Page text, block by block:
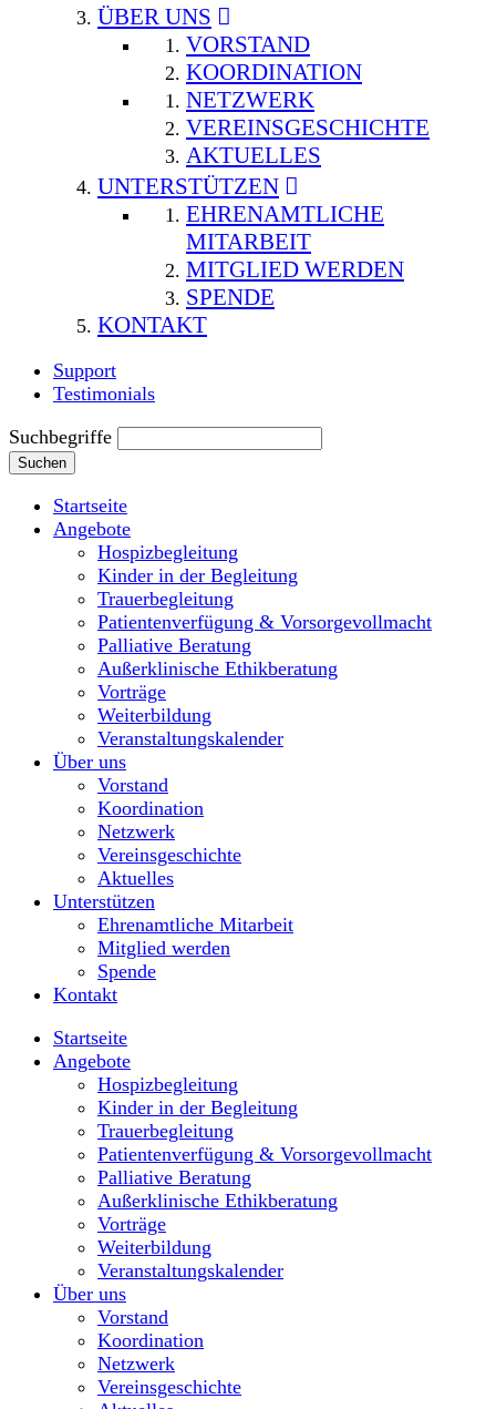
ÜBER UNS
VORSTAND
KOORDINATION
NETZWERK
VEREINSGESCHICHTE
AKTUELLES
UNTERSTÜTZEN
EHRENAMTLICHE
MITARBEIT
MITGLIED WERDEN
SPENDE
KONTAKT
Support
Testimonials
Suchbegriffe
Suchen
Startseite
Angebote
Hospizbegleitung
Kinder in der Begleitung
Trauerbegleitung
Patientenverfügung & Vorsorgevollmacht
Palliative Beratung
Außerklinische Ethikberatung
Vorträge
Weiterbildung
Veranstaltungskalender
Über uns
Vorstand
Koordination
Netzwerk
Vereinsgeschichte
Aktuelles
Unterstützen
Ehrenamtliche Mitarbeit
Mitglied werden
Spende
Kontakt
Startseite
Angebote
Hospizbegleitung
Kinder in der Begleitung
Trauerbegleitung
Patientenverfügung & Vorsorgevollmacht
Palliative Beratung
Außerklinische Ethikberatung
Vorträge
Weiterbildung
Veranstaltungskalender
Über uns
Vorstand
Koordination
Netzwerk
Vereinsgeschichte